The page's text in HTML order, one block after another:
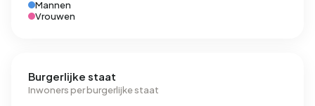
Mannen
Vrouwen
Burgerlijke staat
Inwoners per burgerlijke staat